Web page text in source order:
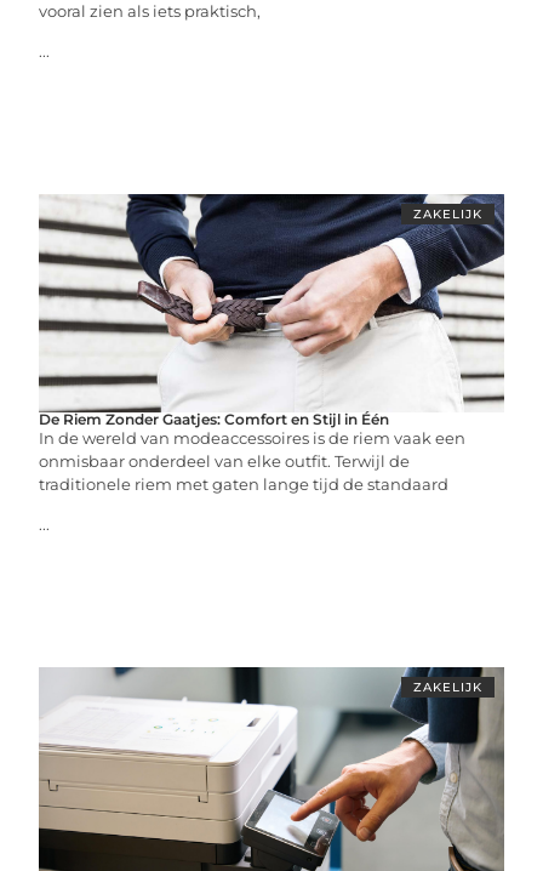
vooral zien als iets praktisch,
...
ZAKELIJK
De Riem Zonder Gaatjes: Comfort en Stijl in Één
In de wereld van modeaccessoires is de riem vaak een
onmisbaar onderdeel van elke outfit. Terwijl de
traditionele riem met gaten lange tijd de standaard
...
ZAKELIJK